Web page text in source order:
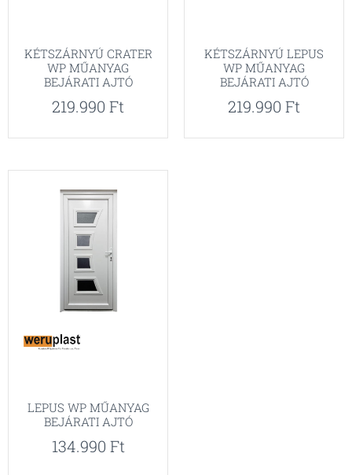
KÉTSZÁRNYÚ CRATER
WP MŰANYAG
BEJÁRATI AJTÓ
219.990 Ft
KÉTSZÁRNYÚ LEPUS
WP MŰANYAG
BEJÁRATI AJTÓ
219.990 Ft
LEPUS WP MŰANYAG
BEJÁRATI AJTÓ
134.990 Ft